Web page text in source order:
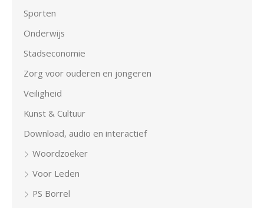
Sporten
Onderwijs
Stadseconomie
Zorg voor ouderen en jongeren
Veiligheid
Kunst & Cultuur
Download, audio en interactief
Woordzoeker
Voor Leden
PS Borrel